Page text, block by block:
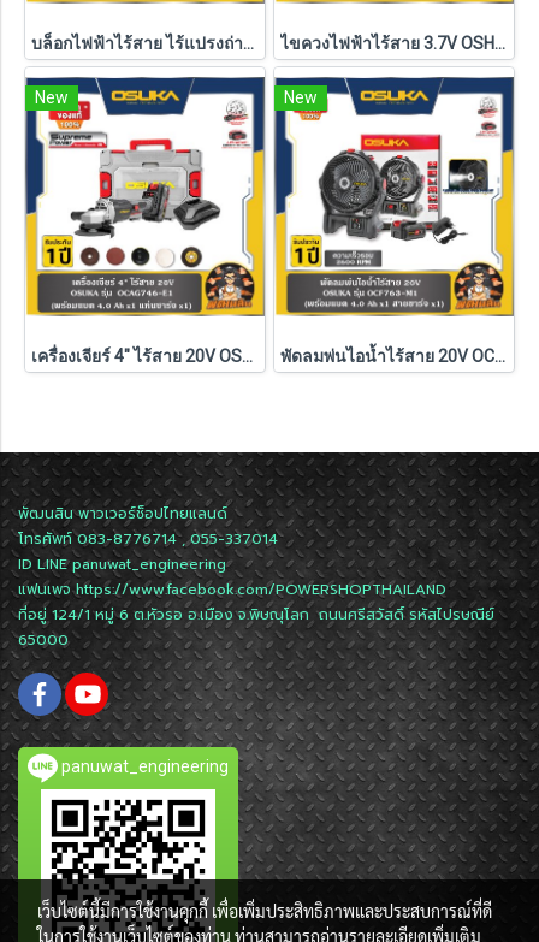
บล็อกไฟฟ้าไร้สาย ไร้แปรงถ่าน 20V OSUKA (แบต 4.0Ah.2 ก้อน) รุ่น OSID-520 (รับประกันศูนย์ 6 เดือน) ไขควงไฟฟ้าไร้สาย 3.7V OSHT2001 OSUKA
New
เครื่องเจียร์ 4" ไร้สาย 20V OSUKA รุ่น OCAG746 (รุ่นครบเซ็ตและเครื่องเปล่า) รับประกัน 6 เดือน
New
พัดลมพ่นไอน้ำไร้สาย 20V OCF763-M1 OSUKA (ครบชุด/ตัวเปล่า)
พัฒนสิน พาวเวอร์ช็อปไทยแลนด์
โทรศัพท์ 083-8776714 , 055-337014
ID LINEpanuwat_engineering
แฟนเพจhttps://www.facebook.com/POWERSHOPTHAILAND
ที่อยู่ 124/1 หมู่ 6 ต.หัวรอ อ.เมือง จ.พิษณุโลก ถนนศรีสวัสดิ์ รหัสไปรษณีย์
65000
panuwat_engineering
เว็บไซต์นี้มีการใช้งานคุกกี้ เพื่อเพิ่มประสิทธิภาพและประสบการณ์ที่ดี
ในการใช้งานเว็บไซต์ของท่าน ท่านสามารถอ่านรายละเอียดเพิ่มเติม